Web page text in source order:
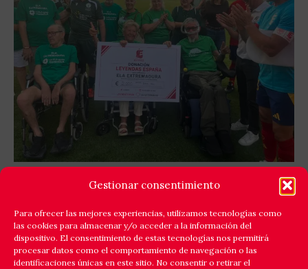
Gestionar consentimiento
Para ofrecer las mejores experiencias, utilizamos tecnologías como
las cookies para almacenar y/o acceder a la información del
dispositivo. El consentimiento de estas tecnologías nos permitirá
procesar datos como el comportamiento de navegación o las
identificaciones únicas en este sitio. No consentir o retirar el
GOLES X LA ELA: LEYENDAS ESPAÑA Y EQUIPO
SOLIDARIDAD
Cáceres respondió a la llamada de la solidaridad y
reunió en el estadio Príncipe Felipe a un amplio elenco
de